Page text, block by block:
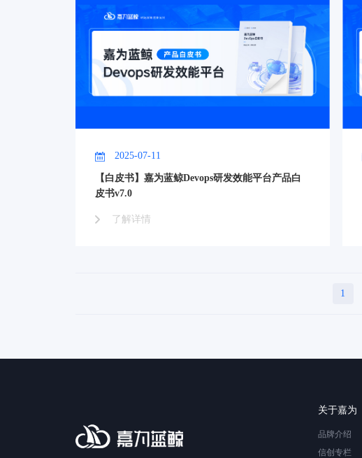
2025-07-11
【白皮书】嘉为蓝鲸Devops研发效能平台产品白
皮书v7.0
了解详情
1
关于嘉为
品牌介绍
信创专栏